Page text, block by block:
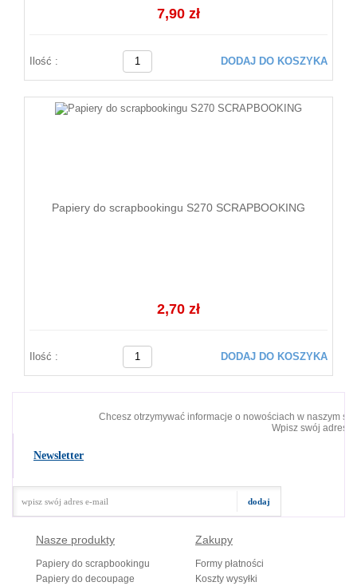
7,90 zł
Ilość : DODAJ DO KOSZYKA
Papiery do scrapbookingu S270 SCRAPBOOKING
2,70 zł
Ilość : DODAJ DO KOSZYKA
Chcesz otrzymywać informacje o nowościach w naszym
Wpisz swój adres
Newsletter
Nasze produkty
Papiery do scrapbookingu
Papiery do decoupage
Zakupy
Formy płatności
Koszty wysyłki